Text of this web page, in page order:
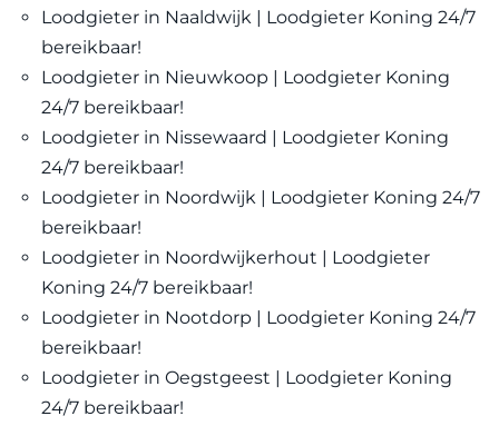
Loodgieter in Naaldwijk | Loodgieter Koning 24/7
bereikbaar!
Loodgieter in Nieuwkoop | Loodgieter Koning
24/7 bereikbaar!
Loodgieter in Nissewaard | Loodgieter Koning
24/7 bereikbaar!
Loodgieter in Noordwijk | Loodgieter Koning 24/7
bereikbaar!
Loodgieter in Noordwijkerhout | Loodgieter
Koning 24/7 bereikbaar!
Loodgieter in Nootdorp | Loodgieter Koning 24/7
bereikbaar!
Loodgieter in Oegstgeest | Loodgieter Koning
24/7 bereikbaar!